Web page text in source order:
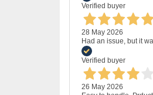
Verified buyer
28 May 2026
Had an issue, but it
Verified buyer
26 May 2026